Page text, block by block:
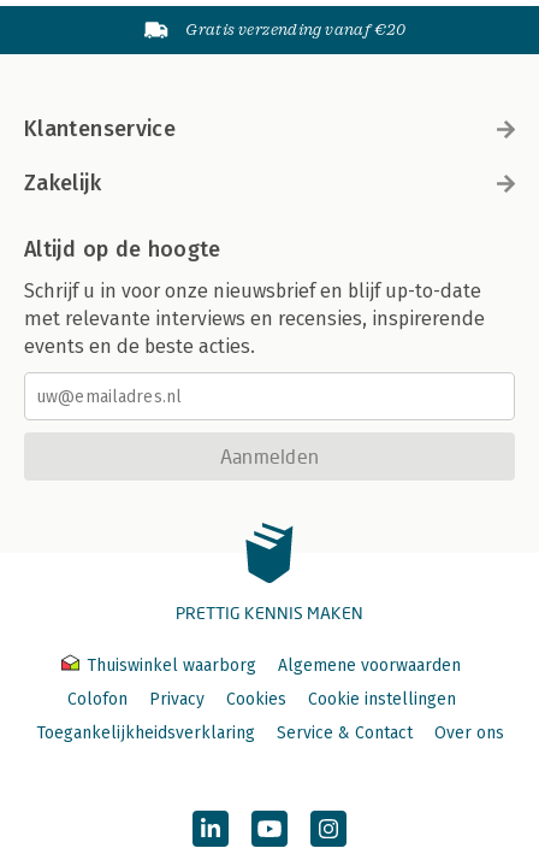
Gratis verzending vanaf €20
Klantenservice
Zakelijk
Altijd op de hoogte
Schrijf u in voor onze nieuwsbrief en blijf up-to-date
met relevante interviews en recensies, inspirerende
events en de beste acties.
Aanmelden
PRETTIG KENNIS MAKEN
Thuiswinkel waarborg
Algemene voorwaarden
Colofon
Privacy Cookies
Cookie instellingen
Toegankelijkheidsverklaring
Service & Contact Over ons